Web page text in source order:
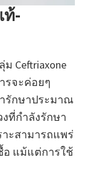
ท้-
Ceftriaxone
รจะค่อยๆ
รักษาประมาณ
ที่กำลังรักษา
ะสามารถแพร่
อ แม้แต่การใช้